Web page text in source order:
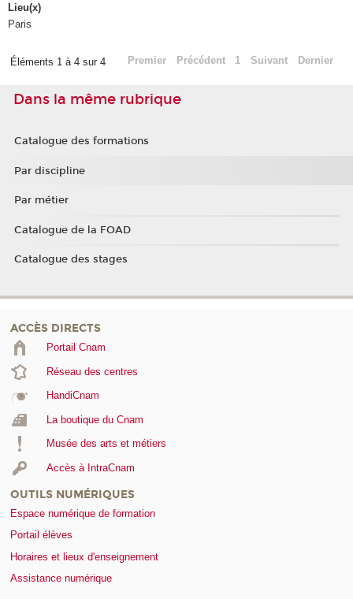
Lieu(x)
Paris
Éléments 1 à 4 sur 4 Premier Précédent 1 Suivant Dernier
Dans la même rubrique
Catalogue des formations
Par discipline
Par métier
Catalogue de la FOAD
Catalogue des stages
ACCÈS DIRECTS
Portail Cnam
Réseau des centres
HandiCnam
La boutique du Cnam
Musée des arts et métiers
Accès à IntraCnam
OUTILS NUMÉRIQUES
Espace numérique de formation
Portail élèves
Horaires et lieux d'enseignement
Assistance numérique